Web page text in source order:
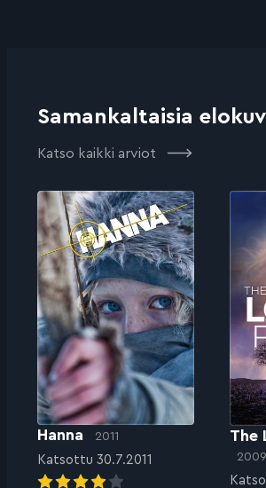
Samankaltaisia
Katso kaikki arviot
Hanna 2011
Katsottu 30.7.2011
The
2009